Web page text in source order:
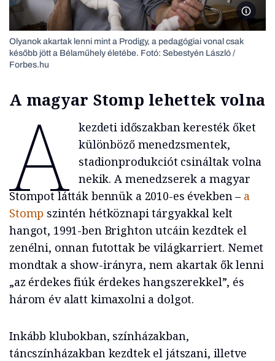
Olyanok akartak lenni mint a Prodigy, a pedagógiai vonal csak
később jött a Bélaműhely életébe. Fotó: Sebestyén László /
Forbes.hu
A magyar Stomp lehettek volna
A
kezdeti időszakban keresték őket
különböző menedzsmentek,
stadionprodukciót csináltak volna
nekik. A menedzserek a magyar
Stompot látták bennük a 2010-es években – a
Stomp szintén hétköznapi tárgyakkal kelt
hangot, 1991-ben Brighton utcáin kezdtek el
zenélni, onnan futottak be világkarriert. Nemet
mondtak a show-irányra, nem akartak ők lenni
„az érdekes fiúk érdekes hangszerekkel”, és
három év alatt kimaxolni a dolgot.
Inkább klubokban, színházakban,
táncszínházakban kezdtek el játszani, illetve